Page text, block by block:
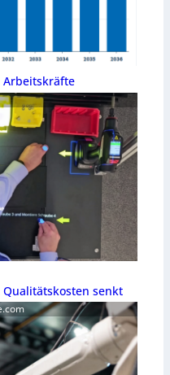
Arbeitskräfte
senkt